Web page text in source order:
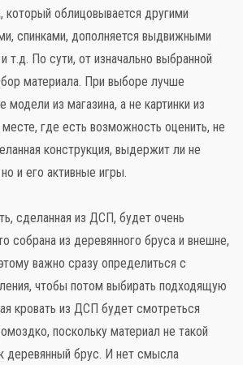
который облицовывается другими
спинками, дополняется выдвижными
т.д. По сути, от изначально выбранной
материала. При выборе лучше
модели из магазина, а не картинки из
месте, где есть возможность оценить, не
конструкция, выдержит ли не
и его активные игры.
сделанная из ДСП, будет очень
собрана из деревянного бруса и внешне,
важно сразу определиться с
чтобы потом выбирать подходящую
кровать из ДСП будет смотреться
поскольку материал не такой
деревянный брус. И нет смысла